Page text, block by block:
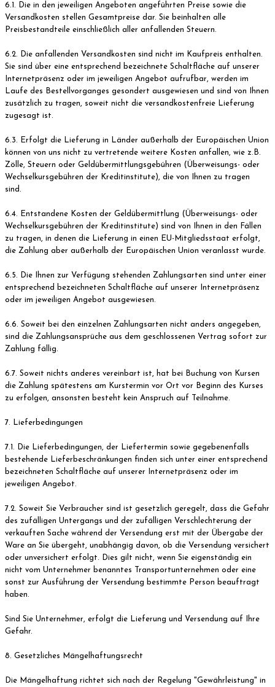
6.1. Die in den jeweiligen Angeboten angeführten Preise sowie die
Versandkosten stellen Gesamtpreise dar. Sie beinhalten alle
Preisbestandteile einschließlich aller anfallenden Steuern.
6.2. Die anfallenden Versandkosten sind nicht im Kaufpreis enthalten.
Sie sind über eine entsprechend bezeichnete Schaltfläche auf unserer
Internetpräsenz oder im jeweiligen Angebot aufrufbar, werden im
Laufe des Bestellvorganges gesondert ausgewiesen und sind von Ihnen
zusätzlich zu tragen, soweit nicht die versandkostenfreie Lieferung
zugesagt ist.
6.3. Erfolgt die Lieferung in Länder außerhalb der Europäischen Union
können von uns nicht zu vertretende weitere Kosten anfallen, wie z.B.
Zölle, Steuern oder Geldübermittlungsgebühren (Überweisungs- oder
Wechselkursgebühren der Kreditinstitute), die von Ihnen zu tragen
sind.
6.4. Entstandene Kosten der Geldübermittlung (Überweisungs- oder
Wechselkursgebühren der Kreditinstitute) sind von Ihnen in den Fällen
zu tragen, in denen die Lieferung in einen EU-Mitgliedsstaat erfolgt,
die Zahlung aber außerhalb der Europäischen Union veranlasst wurde.
6.5. Die Ihnen zur Verfügung stehenden Zahlungsarten sind unter einer
entsprechend bezeichneten Schaltfläche auf unserer Internetpräsenz
oder im jeweiligen Angebot ausgewiesen.
6.6. Soweit bei den einzelnen Zahlungsarten nicht anders angegeben,
sind die Zahlungsansprüche aus dem geschlossenen Vertrag sofort zur
Zahlung fällig.
6.7. Soweit nichts anderes vereinbart ist, hat bei Buchung von Kursen
die Zahlung spätestens am Kurstermin vor Ort vor Beginn des Kurses
zu erfolgen, ansonsten besteht kein Anspruch auf Teilnahme.
7. Lieferbedingungen
7.1. Die Lieferbedingungen, der Liefertermin sowie gegebenenfalls
bestehende Lieferbeschränkungen finden sich unter einer entsprechend
bezeichneten Schaltfläche auf unserer Internetpräsenz oder im
jeweiligen Angebot.
7.2. Soweit Sie Verbraucher sind ist gesetzlich geregelt, dass die Gefahr
des zufälligen Untergangs und der zufälligen Verschlechterung der
verkauften Sache während der Versendung erst mit der Übergabe der
Ware an Sie übergeht, unabhängig davon, ob die Versendung versichert
oder unversichert erfolgt. Dies gilt nicht, wenn Sie eigenständig ein
nicht vom Unternehmer benanntes Transportunternehmen oder eine
sonst zur Ausführung der Versendung bestimmte Person beauftragt
haben.
Sind Sie Unternehmer, erfolgt die Lieferung und Versendung auf Ihre
Gefahr.
8. Gesetzliches Mängelhaftungsrecht
Die Mängelhaftung richtet sich nach der Regelung "Gewährleistung" in